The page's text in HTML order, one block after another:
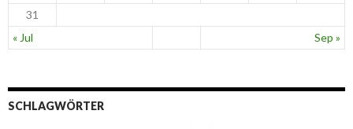
« Jul Sep »
31
SCHLAGWÖRTER